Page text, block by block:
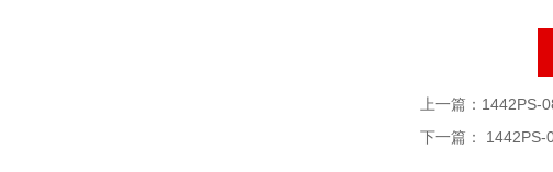
上一篇： 1442PS-
下一篇： 1442PS-